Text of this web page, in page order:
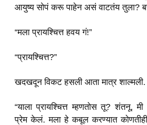
आयुष्य सोपं करू पाहेन असं वाटतंय तुला?
“मला प्रायश्चित्त हवय गं!”
“प्रायश्चित्त?”
खदखदून विकट हसली आता मात्र शाल्मली.
“याला प्रायश्चित्त म्हणतोस तू? शंतनू, मी
प्रेम केलं. मला हे कबूल करण्यात कोणतीही